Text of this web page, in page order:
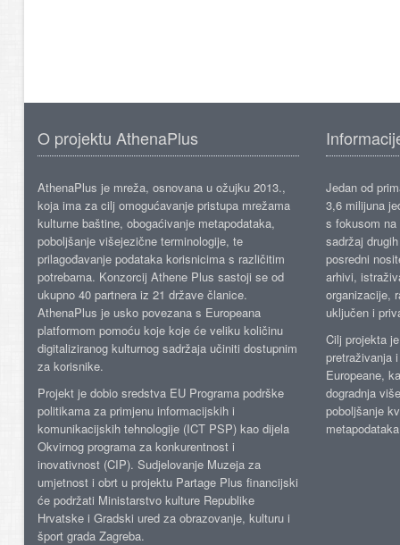
O projektu AthenaPlus
AthenaPlus je mreža, osnovana u ožujku 2013.,
koja ima za cilj omogućavanje pristupa mrežama
kulturne baštine, obogaćivanje metapodataka,
poboljšanje višejezične terminologije, te
prilagođavanje podataka korisnicima s različitim
potrebama. Konzorcij Athene Plus sastoji se od
ukupno 40 partnera iz 21 države članice.
AthenaPlus je usko povezana s Europeana
platformom pomoću koje koje će veliku količinu
digitaliziranog kulturnog sadržaja učiniti dostupnim
za korisnike.
Projekt je dobio sredstva EU Programa podrške
politikama za primjenu informacijskih i
komunikacijskih tehnologije (ICT PSP) kao dijela
Okvirnog programa za konkurentnost i
inovativnost (CIP). Sudjelovanje Muzeja za
umjetnost i obrt u projektu Partage Plus financijski
će podržati Ministarstvo kulture Republike
Hrvatske i Gradski ured za obrazovanje, kulturu i
šport grada Zagreba.
Jedan od
3,6 milijuna
s fokusom
sadržaj
posredni
arhivi,
organizacije,
uključen i
Cilj projekta
pretraživanja
Europeane,
dogradnja
poboljšanje